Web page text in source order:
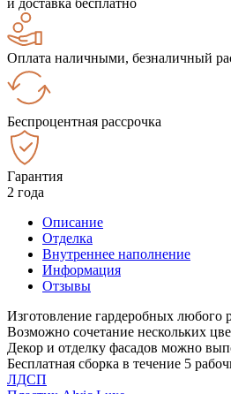
Оплата наличными, безналичный
Беспроцентная рассрочка
Гарантия
2 года
Описание
Отделка
Внутреннее наполнение
Информация
Отзывы
Изготовление гардеробных любого
Возможно сочетание нескольких
Декор и отделку фасадов можно
Бесплатная сборка в течение 5
ЛДСП